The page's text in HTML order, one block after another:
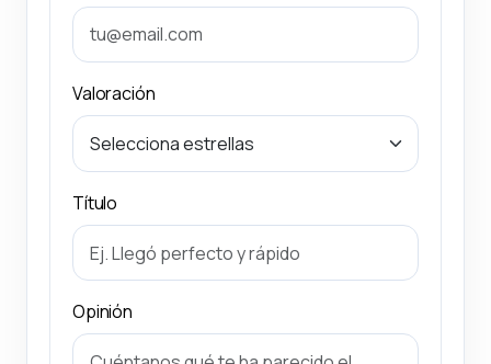
Valoración
Título
Opinión